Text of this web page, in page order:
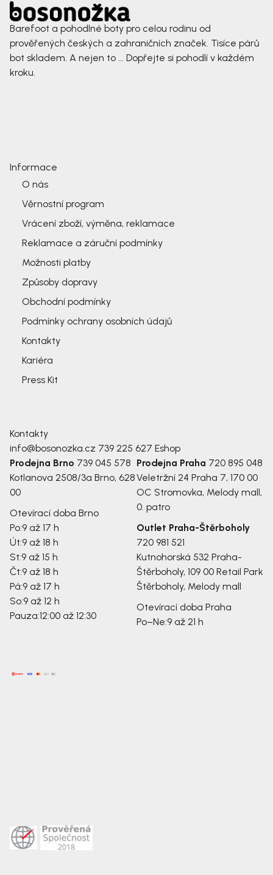
Barefoot a pohodlné boty pro celou rodinu od
prověřených českých a zahraničních značek. Tisíce párů
bot skladem. A nejen to ... Dopřejte si pohodlí v každém
kroku.
Informace
O nás
Věrnostní program
Vrácení zboží, výměna, reklamace
Reklamace a záruční podmínky
Možnosti platby
Způsoby dopravy
Obchodní podmínky
Podmínky ochrany osobních údajů
Kontakty
Kariéra
Press Kit
Kontakty
info@bosonozka.cz 739 225 627 Eshop
Prodejna Brno 739 045 578
Kotlanova 2508/3a Brno, 628
00
Otevírací doba Brno
Po:9 až 17 h
Út:9 až 18 h
St:9 až 15 h
Čt:9 až 18 h
Pá:9 až 17 h
So:9 až 12 h
Pauza:12:00 až 12:30
Prodejna Praha 720 895 048
Veletržní 24 Praha 7, 170 00
OC Stromovka, Melody mall,
0. patro
Outlet Praha-Štěrboholy
720 981 521
Kutnohorská 532 Praha-
Štěrboholy, 109 00 Retail Park
Štěrboholy, Melody mall
Otevírací doba Praha
Po–Ne:9 až 21 h